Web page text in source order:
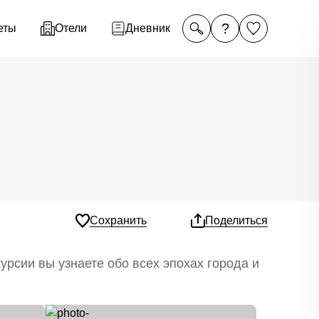
Отели Дневник ?
Сохранить Поделиться
вы узнаете обо всех эпохах города и